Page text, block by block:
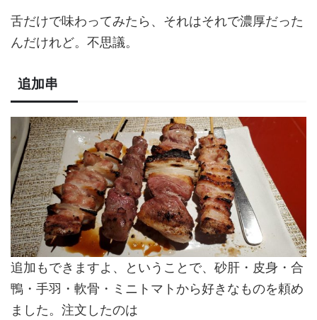
舌だけで味わってみたら、それはそれで濃厚だった
んだけれど。不思議。
追加串
追加もできますよ、ということで、砂肝・皮身・合
鴨・手羽・軟骨・ミニトマトから好きなものを頼め
ました。注文したのは